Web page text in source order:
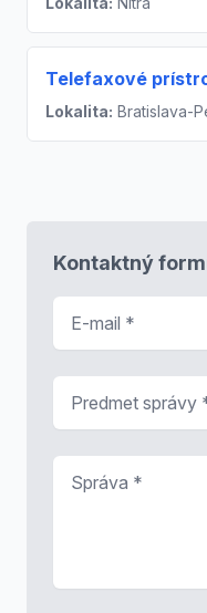
Telefaxové
Lokalita: Bratislava-
Kontaktný